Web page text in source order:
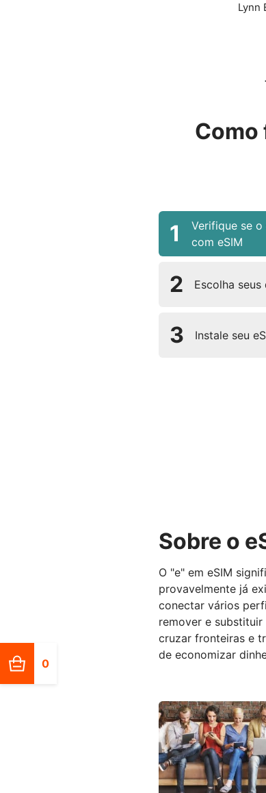
0
Lynn
Como
1
Verifique se
com eSIM
2 Escolha
3 Instale seu
Sobre o
O "e" em eSIM
provavelmente já
conectar vários
remover e
cruzar fronteiras e
de economizar